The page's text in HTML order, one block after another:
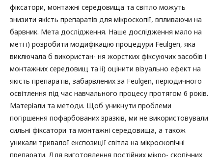
фіксатори, монтажні середовища та світло можуть
знизити якість препаратів для мікроскопії, впливаючи на
барвник. Мета дослідження. Наше дослідження мало на
меті і) розробити модифікацію процедури Feulgen, яка
виключала б використан- ня жорстких фіксуючих засобів і
монтажних середовищ та іі) оцінити візуально ефект на
якість препаратів, забарвлених за Feulgen, періодичного
освітлення під час навчального процесу протягом 6 років.
Матеріали та методи. Щоб уникнути проблеми
погіршення пофарбованих зразків, ми не використовували
сильні фіксатори та монтажні середовища, а також
уникали тривалої експозиції світла на мікроскопічні
препарати. Для виготовлення постійних мікро- скопічних